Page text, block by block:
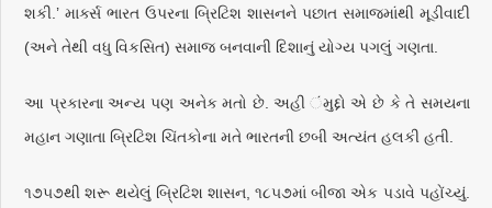
શકી.’ માર્ક્સ ભારત ઉપરના બ્રિટિશ શાસનને પછાત સમાજમાંથી મૂડીવાદી
(અને તેથી વધુ વિકસિત) સમાજ બનવાની દિશાનું યોગ્ય પગલું ગણતા.
આ પ્રકારના અન્ય પણ અનેક મતો છે. અહી ંમુદ્દો એ છે કે તે સમયના
મહાન ગણાતા બ્રિટિશ ચિંતકોના મતે ભારતની છબી અત્યંત હલકી હતી.
૧૭૫૭થી શરૂ થયેલું બ્રિટિશ શાસન, ૧૮૫૭માં બીજા એક પડાવે પહોંચ્યું.